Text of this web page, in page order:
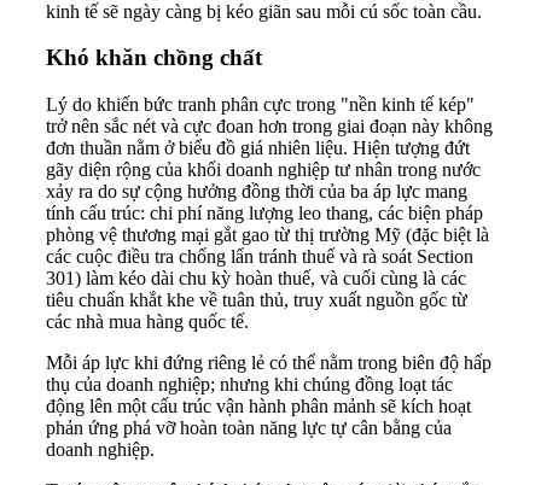
kinh tế sẽ ngày càng bị kéo giãn sau mỗi cú sốc toàn cầu.
Khó khăn chồng chất
Lý do khiến bức tranh phân cực trong "nền kinh tế kép"
trở nên sắc nét và cực đoan hơn trong giai đoạn này không
đơn thuần nằm ở biểu đồ giá nhiên liệu. Hiện tượng đứt
gãy diện rộng của khối doanh nghiệp tư nhân trong nước
xảy ra do sự cộng hưởng đồng thời của ba áp lực mang
tính cấu trúc: chi phí năng lượng leo thang, các biện pháp
phòng vệ thương mại gắt gao từ thị trường Mỹ (đặc biệt là
các cuộc điều tra chống lẩn tránh thuế và rà soát Section
301) làm kéo dài chu kỳ hoàn thuế, và cuối cùng là các
tiêu chuẩn khắt khe về tuân thủ, truy xuất nguồn gốc từ
các nhà mua hàng quốc tế.
Mỗi áp lực khi đứng riêng lẻ có thể nằm trong biên độ hấp
thụ của doanh nghiệp; nhưng khi chúng đồng loạt tác
động lên một cấu trúc vận hành phân mảnh sẽ kích hoạt
phản ứng phá vỡ hoàn toàn năng lực tự cân bằng của
doanh nghiệp.